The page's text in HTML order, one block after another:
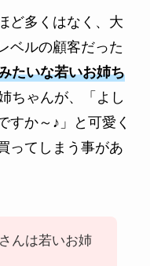
ど多くはなく、大
ベルの顧客だった
たいな若いお姉ち
ちゃんが、「よし
すか～♪」と可愛く
ってしまう事があ
んは若いお姉